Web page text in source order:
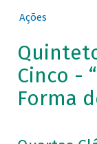
Ações
Cinco -
Forma